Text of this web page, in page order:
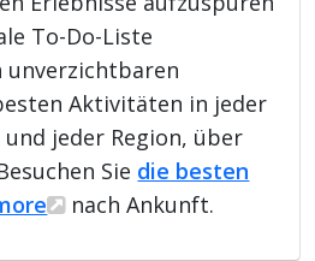
To-Do-Liste
unverzichtbaren
Aktivitäten in jeder
jeder Region, über
Sie die besten
nach Ankunft.